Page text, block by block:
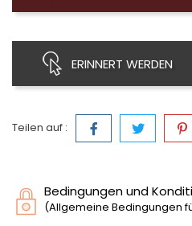
ERINNERT WERDEN
Teilen auf :
Bedingungen und
(Allgemeine Bedingungen